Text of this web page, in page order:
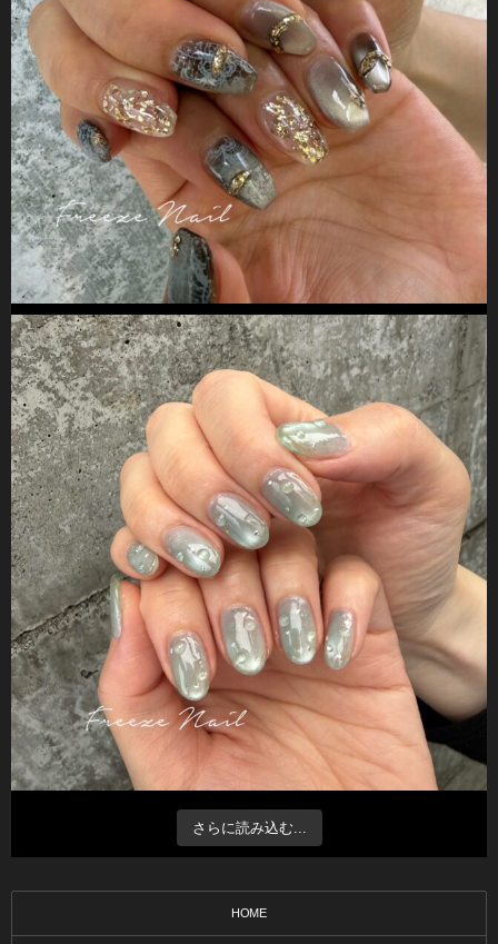
さらに読み込む...
HOME